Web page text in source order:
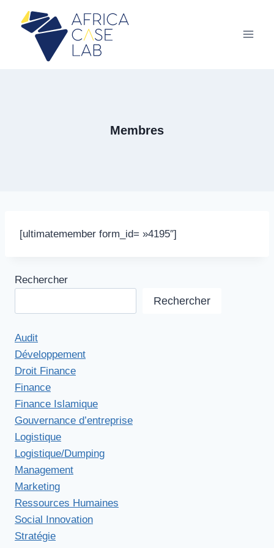
contenu
Membres
[ultimatemember form_id= »4195″]
Rechercher
Rechercher
Audit
Développement
Droit Finance
Finance
Finance Islamique
Gouvernance d’entreprise
Logistique
Logistique/Dumping
Management
Marketing
Ressources Humaines
Social Innovation
Stratégie